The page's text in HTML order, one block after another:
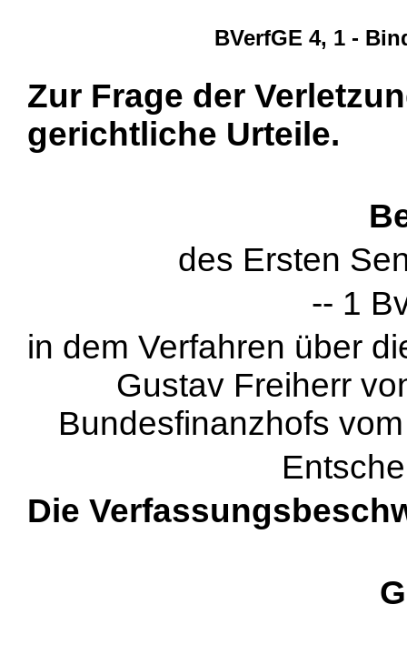
BVerfGE 4, 1 -
Zur Frage der
gerichtliche Urteile.
des Ersten
-- 1
in dem Verfahren über
Gustav Freiherr
Bundesfinanzhofs
Die